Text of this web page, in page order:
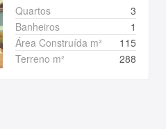
Quartos
3
Banheiros
1
Área Construída m²
115
Terreno m²
288